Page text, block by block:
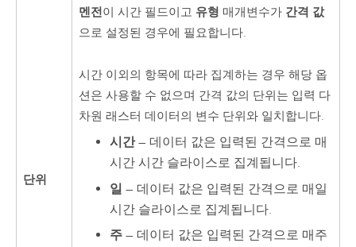
단위
멘전이 시간 필드이고 유형 매개변수가 간격 값
으로 설정된 경우에 필요합니다.
시간 이외의 항목에 따라 집계하는 경우 해당 옵
션은 사용할 수 없으며 간격 값의 단위는 입력 다
차원 래스터 데이터의 변수 단위와 일치합니다.
시간— 데이터 값은 입력된 간격으로 매
시간 시간 슬라이스로 집계됩니다.
일 — 데이터 값은 입력된 간격으로 매일
시간 슬라이스로 집계됩니다.
주 — 데이터 값은 입력된 간격으로 매주